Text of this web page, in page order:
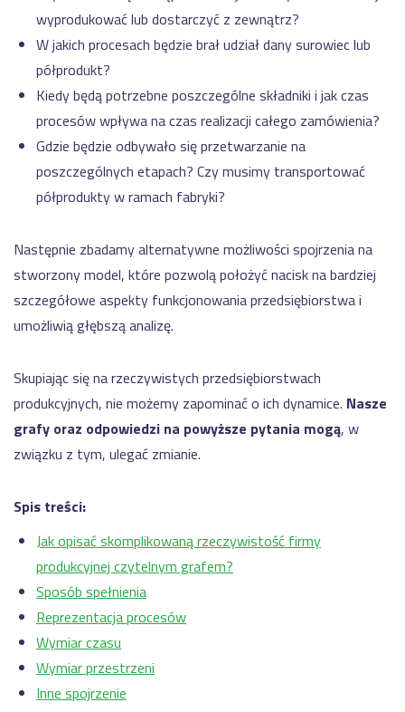
Plastwyprodukować lub dostarczyć z zewnątrz?
W jakich procesach będzie brał udział dany surowiec lub
półprodukt?
Kiedy będą potrzebne poszczególne składniki i jak czas
procesów wpływa na czas realizacji całego zamówienia?
Gdzie będzie odbywało się przetwarzanie na
poszczególnych etapach? Czy musimy transportować
półprodukty w ramach fabryki?
Następnie zbadamy alternatywne możliwości spojrzenia na
stworzony model, które pozwolą położyć nacisk na bardziej
szczegółowe aspekty funkcjonowania przedsiębiorstwa i
umożliwią głębszą analizę.
Skupiając się na rzeczywistych przedsiębiorstwach
produkcyjnych, nie możemy zapominać o ich dynamice. Nasze
grafy oraz odpowiedzi na powyższe pytania mogą, w
związku z tym, ulegać zmianie.
Spis treści:
Jak opisać skomplikowaną rzeczywistość firmy
produkcyjnej czytelnym grafem?
Sposób spełnienia
Reprezentacja procesów
Wymiar czasu
Wymiar przestrzeni
Inne spojrzenie